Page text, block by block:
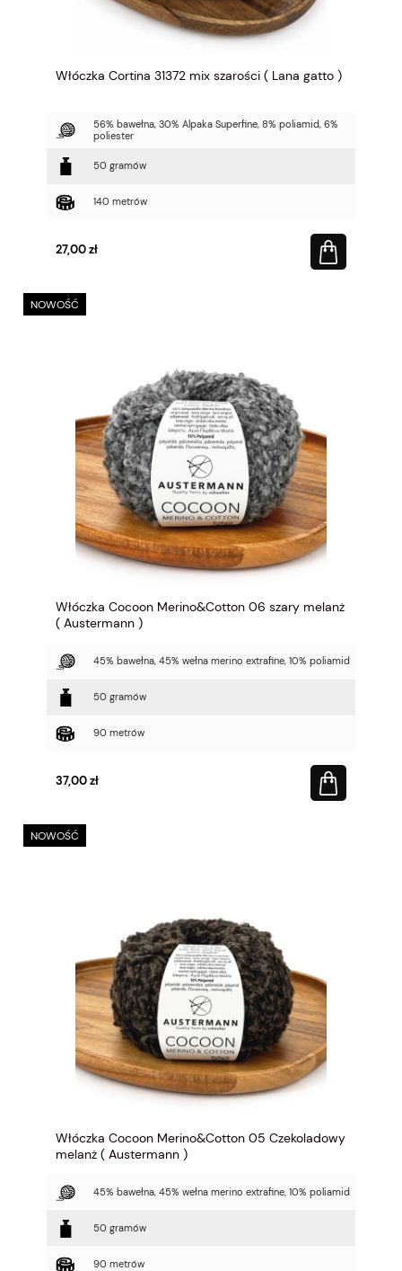
Włóczka Cortina 31372 mix szarości ( Lana gatto )
56% bawełna, 30% Alpaka Superfine, 8% poliamid, 6%
poliester
50 gramów
140 metrów
27,00 zł
Włóczka Cocoon Merino&Cotton 06 szary melanż
( Austermann )
45% bawełna, 45% wełna merino extrafine, 10% poliamid
50 gramów
90 metrów
37,00 zł
NOWOŚĆ
Włóczka Cocoon Merino&Cotton 05 Czekoladowy
melanż ( Austermann )
45% bawełna, 45% wełna merino extrafine, 10% poliamid
50 gramów
90 metrów
NOWOŚĆ